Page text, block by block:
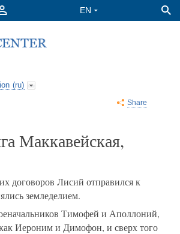
(ru)
Share
Маккавейская,
договоров Лисий отправился к
земледелием.
Тимофей и Аполлоний,
Иероним и Димофон, и сверх того